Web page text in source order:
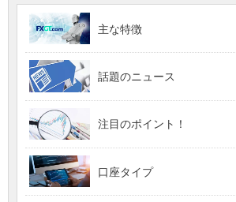
主な特徴
話題のニュース
注目のポイント！
口座タイプ